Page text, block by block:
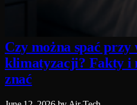
Czy można spać przy
klimatyzacji? Fakty i
znać